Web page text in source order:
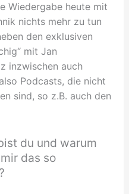
Wiedergabe heute mit
nichts mehr zu tun
den exklusiven
mit Jan
inzwischen auch
Podcasts, die nicht
sind, so z.B. auch den
du und warum
das so